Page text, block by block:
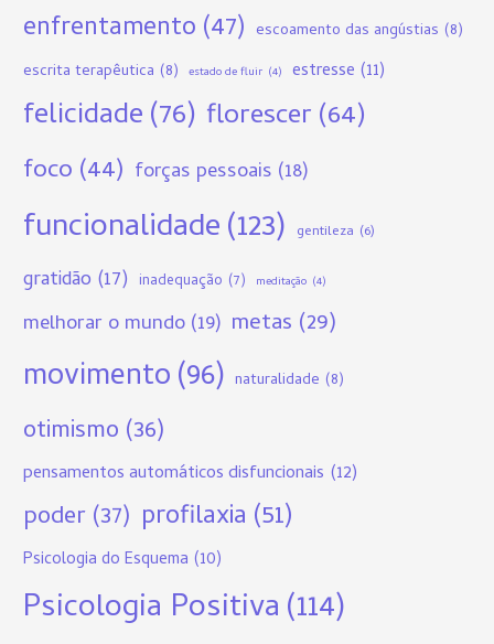
enfrentamento (47) escoamento das angústias (8)
escrita terapêutica (8) estado de fluir (4) estresse (11)
felicidade(76) florescer(64)
foco (44) forças pessoais (18)
funcionalidade(123) gentileza (6)
gratidão (17) inadequação (7) meditação (4)
melhorar o mundo(19) metas (29)
movimento(96) naturalidade (8)
otimismo (36)
pensamentos automáticos disfuncionais (12)
poder(37) profilaxia (51)
Psicologia do Esquema (10)
Psicologia Positiva(114)